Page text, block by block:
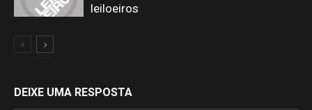
leiloeiros
DEIXE UMA RESPOSTA